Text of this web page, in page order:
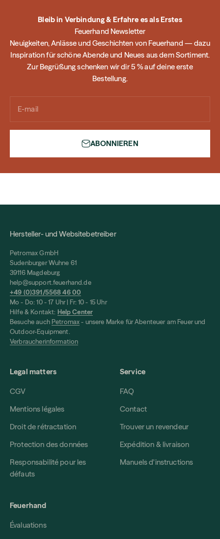
Bleib in Verbindung & Erfahre es als Erstes
Feuerhand Newsletter
Neuigkeiten, Anlässe und Geschichten von Feuerhand — dazu
Inspiration für schöne Abende und Neues aus dem Sortiment.
Zur Begrüßung schenken wir dir 5 % auf deine erste
Bestellung.
E-mail
ABONNIEREN
Hersteller- und Websitebetreiber
Petromax GmbH
Sudenburger Wuhne 61
39116 Magdeburg
help@support.feuerhand.de
+49 (0)391/5568 46 00
Mo - Do: 10 - 17 Uhr | Fr: 10 - 15 Uhr
Hilfe & Kontakt: Help Center
Besuche auch Petromax- unsere Marke für Abenteuer am Feuer und
Outdoor-Equipment.
Verbraucherinformation
Legal matters
CGV
Mentions légales
Droit de rétractation
Protection des données
Responsabilité pour les
défauts
Service
FAQ
Contact
Trouver un revendeur
Expédition & livraison
Manuels d'instructions
Feuerhand
Évaluations